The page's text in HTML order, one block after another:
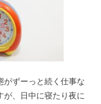
がずーっと続く仕事な
が、日中に寝たり夜に